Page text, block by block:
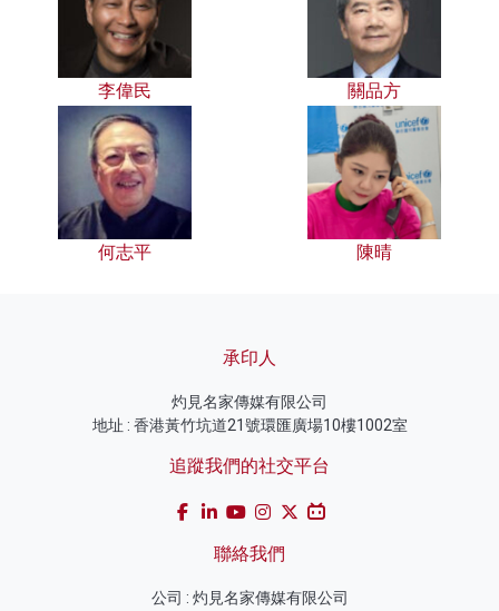
李偉民 關品方
何志平 陳晴
承印人
灼見名家傳媒有限公司
地址 : 香港黃竹坑道21號環匯廣場10樓1002室
追蹤我們的社交平台
聯絡我們
公司 : 灼見名家傳媒有限公司